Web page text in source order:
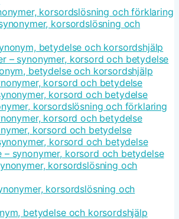
korsordslösning och förklaring
korsordslösning och
betydelse och korsordshjälp
– synonymer, korsord och betydelse
betydelse och korsordshjälp
korsord och betydelse
korsord och betydelse
korsordslösning och förklaring
korsord och betydelse
korsord och betydelse
korsord och betydelse
– synonymer, korsord och betydelse
korsordslösning och
korsordslösning och
betydelse och korsordshjälp